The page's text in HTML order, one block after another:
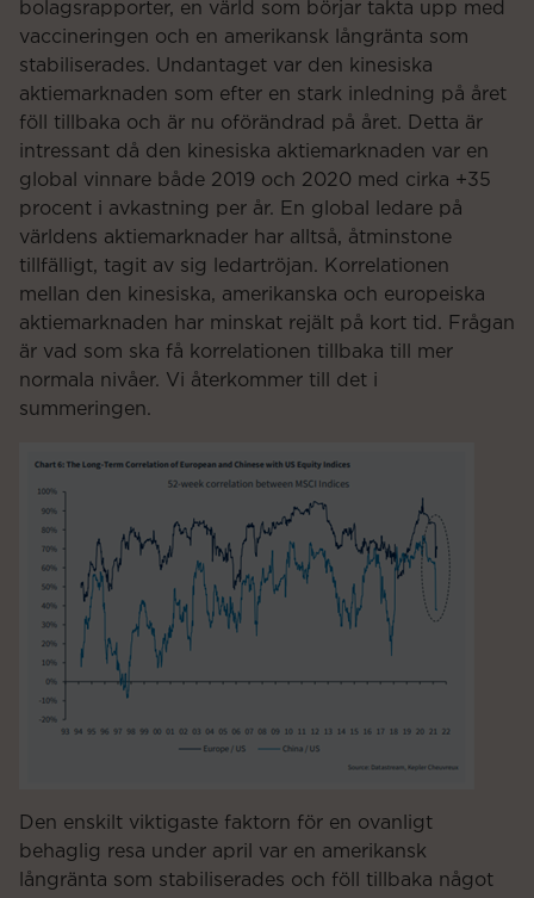
bolagsrapporter, en värld som börjar takta upp med
vaccineringen och en amerikansk långränta som
stabiliserades. Undantaget var den kinesiska
aktiemarknaden som efter en stark inledning på året
föll tillbaka och är nu oförändrad på året. Detta är
intressant då den kinesiska aktiemarknaden var en
global vinnare både 2019 och 2020 med cirka +35
procent i avkastning per år. En global ledare på
världens aktiemarknader har alltså, åtminstone
tillfälligt, tagit av sig ledartröjan. Korrelationen
mellan den kinesiska, amerikanska och europeiska
aktiemarknaden har minskat rejält på kort tid. Frågan
är vad som ska få korrelationen tillbaka till mer
normala nivåer. Vi återkommer till det i
summeringen.
Den enskilt viktigaste faktorn för en ovanligt
behaglig resa under april var en amerikansk
långränta som stabiliserades och föll tillbaka något